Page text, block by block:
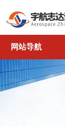
网站导航